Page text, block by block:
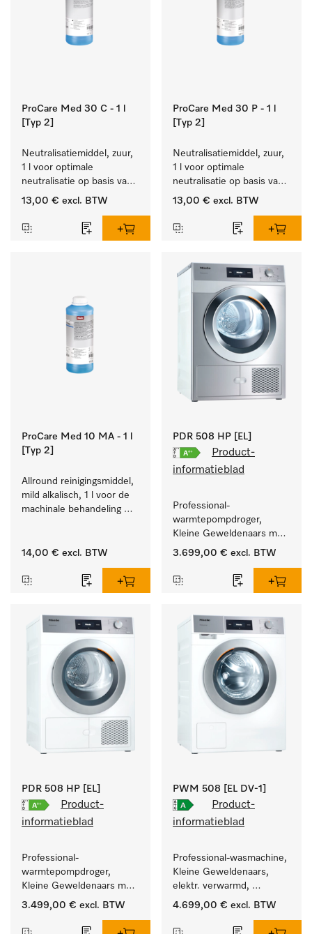
ProCare Med 30 C - 1 l
[Typ 2]
Neutralisatiemiddel, zuur,
1 l voor optimale
neutralisatie op basis van
organische zuren.
13,00 € excl. BTW
ProCare Med 30 P - 1 l
[Typ 2]
Neutralisatiemiddel, zuur,
1 l voor optimale
neutralisatie op basis van
anorganische zuren.
13,00 € excl. BTW
ProCare Med 10 MA - 1 l
[Typ 2]
Allround reinigingsmiddel,
mild alkalisch, 1 l voor de
machinale behandeling
14,00 € excl. BTW
PDR 508 HP [EL]
Product-
informatieblad
Professional-
warmtepompdroger,
Kleine Geweldenaars met
zeer laag energieverbruik
3.699,00 € excl. BTW
PDR 508 HP [EL]
Product-
informatieblad
Professional-
warmtepompdroger,
Kleine Geweldenaars met
zeer laag energieverbruik
3.499,00 € excl. BTW
PWM 508 [EL DV-1]
Product-
informatieblad
Professional-wasmachine,
Kleine Geweldenaars,
elektr. verwarmd,
afvoerklep en
programma's.
4.699,00 € excl. BTW